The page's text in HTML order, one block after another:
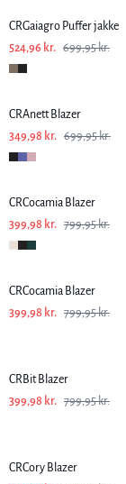
CRGaiagro Puffer jakke
524,96 kr. 699,95 kr.
-50%
CRAnett Blazer
349,98 kr. 699,95 kr.
-50%
CRCocamia Blazer
399,98 kr. 799,95 kr.
-50%
CRCocamia Blazer
399,98 kr. 799,95 kr.
CRBit Blazer
399,98 kr. 799,95 kr.
CRCory Blazer